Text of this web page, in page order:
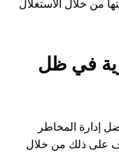
من خلال الاستغلال
في ظل
إدارة المخاطر
على ذلك من خلال